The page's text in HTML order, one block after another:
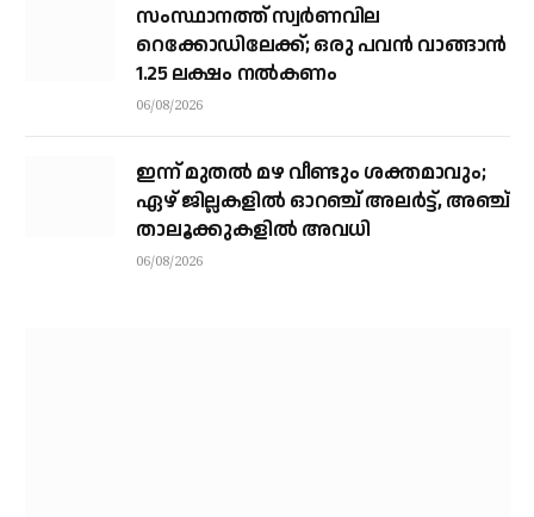
സംസ്ഥാനത്ത് സ്വര്‍ണവില
റെക്കോഡിലേക്ക്; ഒരു പവന്‍ വാങ്ങാന്‍
1.25 ലക്ഷം നല്‍കണം
06/08/2026
ഇന്ന് മുതല്‍ മഴ വീണ്ടും ശക്തമാവും;
ഏഴ് ജില്ലകളില്‍ ഓറഞ്ച് അലര്‍ട്ട്, അഞ്ച്
താലൂക്കുകളില്‍ അവധി
06/08/2026